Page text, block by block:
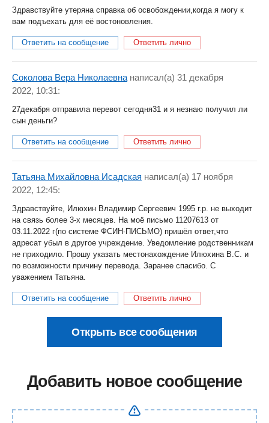
Здравствуйте утеряна справка об освобождении,когда я могу к
вам подъехать для её востоновления.
Ответить на сообщение Ответить лично
Соколова Вера Николаевна написал(a) 31 декабря
2022, 10:31:
27декабря отправила перевот сегодня31 и я незнаю получил ли
сын деньги?
Ответить на сообщение Ответить лично
Татьяна Михайловна Исадская написал(a) 17 ноября
2022, 12:45:
Здравствуйте, Илюхин Владимир Сергеевич 1995 г.р. не выходит
на связь более 3-х месяцев. На моё письмо 11207613 от
03.11.2022 г(по системе ФСИН-ПИСЬМО) пришёл ответ,что
адресат убыл в другое учреждение. Уведомление родственникам
не приходило. Прошу указать местонахождение Илюхина В.С. и
по возможности причину перевода. Заранее спасибо. С
уважением Татьяна.
Ответить на сообщение Ответить лично
Открыть все сообщения
Добавить новое сообщение